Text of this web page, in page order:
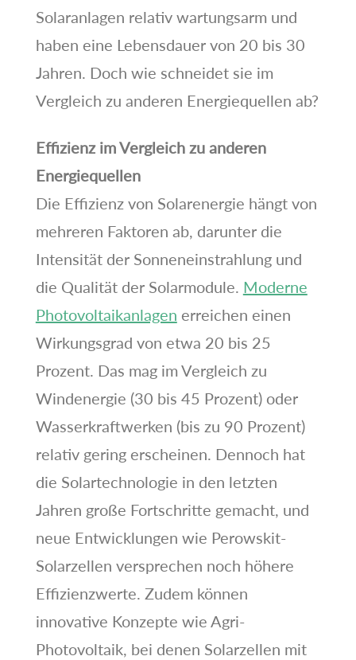
Solaranlagen relativ wartungsarm und
haben eine Lebensdauer von 20 bis 30
Jahren. Doch wie schneidet sie im
Vergleich zu anderen Energiequellen ab?
Effizienz im Vergleich zu anderen
Energiequellen
Die Effizienz von Solarenergie hängt von
mehreren Faktoren ab, darunter die
Intensität der Sonneneinstrahlung und
die Qualität der Solarmodule. Moderne
Photovoltaikanlagen erreichen einen
Wirkungsgrad von etwa 20 bis 25
Prozent. Das mag im Vergleich zu
Windenergie (30 bis 45 Prozent) oder
Wasserkraftwerken (bis zu 90 Prozent)
relativ gering erscheinen. Dennoch hat
die Solartechnologie in den letzten
Jahren große Fortschritte gemacht, und
neue Entwicklungen wie Perowskit-
Solarzellen versprechen noch höhere
Effizienzwerte. Zudem können
innovative Konzepte wie Agri-
Photovoltaik, bei denen Solarzellen mit